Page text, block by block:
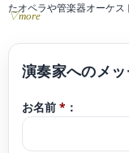
これまでにヴァイオリン
ティーニに師事。
令和6年度、豊田市文化振
る。 2022年よりON
地方を中心に演奏活動を活
たオペラや管楽器オーケス
テン音楽コンクール全国大
ON music project主催リレ
▽more
お名前 * ：